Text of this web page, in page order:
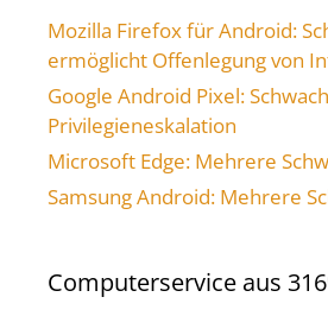
Mozilla Firefox für Android:
ermöglicht Offenlegung von
Google Android Pixel:
Privilegieneskalation
Microsoft Edge: Mehrere
Samsung Android: Mehrere
Computerservice aus